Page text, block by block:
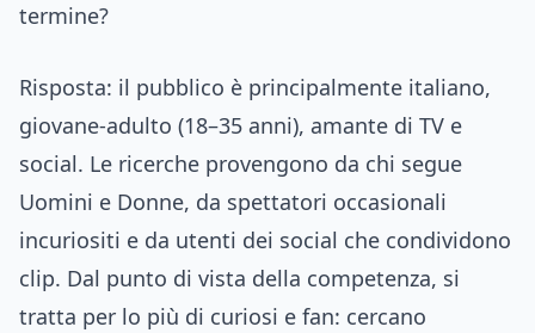
termine?
Risposta: il pubblico è principalmente italiano,
giovane-adulto (18–35 anni), amante di TV e
social. Le ricerche provengono da chi segue
Uomini e Donne, da spettatori occasionali
incuriositi e da utenti dei social che condividono
clip. Dal punto di vista della competenza, si
tratta per lo più di curiosi e fan: cercano